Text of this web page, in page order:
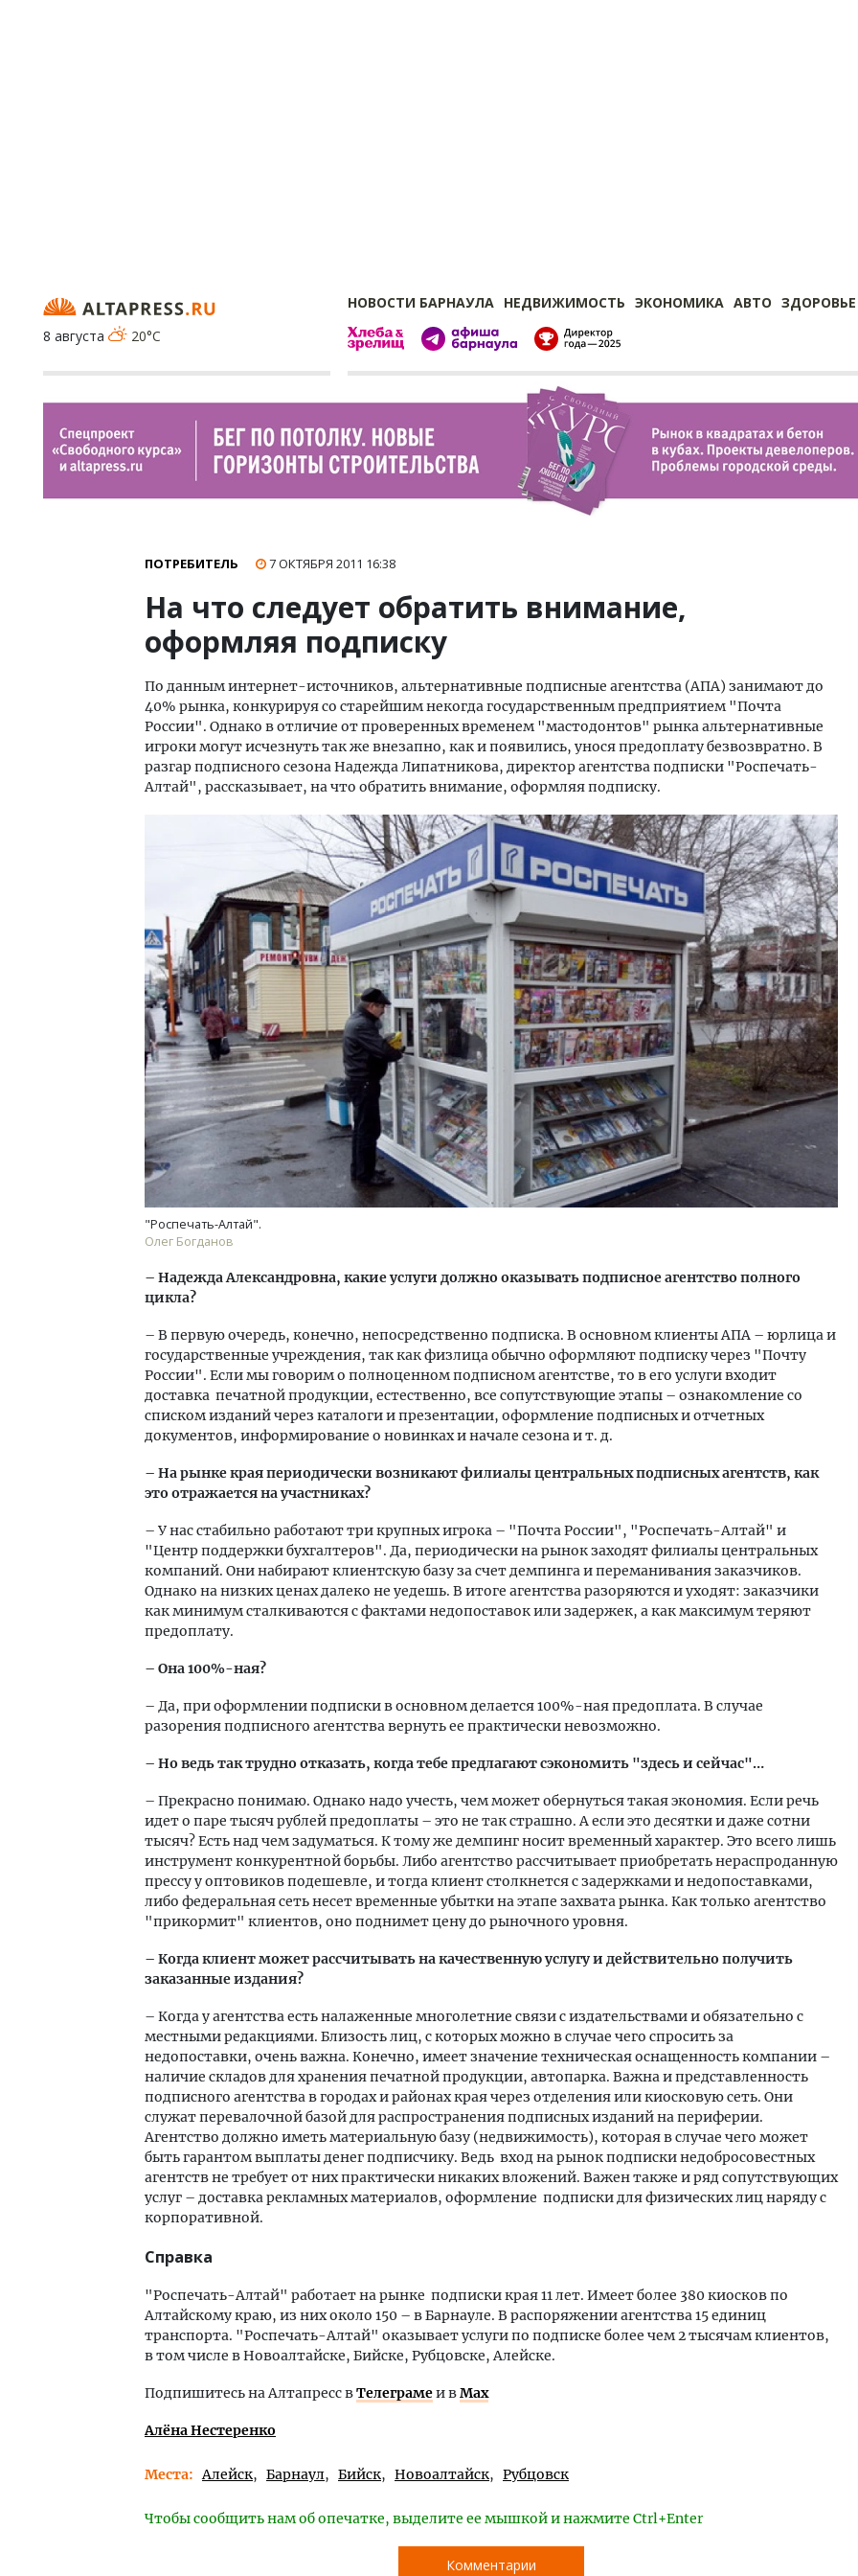
НОВОСТИ БАРНАУЛА НЕДВИЖИМОСТЬ ЭКОНОМИКА АВТО ЗДОРОВЬЕ
8 августа
20°C
ПОТРЕБИТЕЛЬ 7 ОКТЯБРЯ 2011 16:38
На что следует обратить внимание,
оформляя подписку
По данным интернет-источников, альтернативные подписные агентства (АПА) занимают до
40% рынка, конкурируя со старейшим некогда государственным предприятием "Почта
России". Однако в отличие от проверенных временем "мастодонтов" рынка альтернативные
игроки могут исчезнуть так же внезапно, как и появились, унося предоплату безвозвратно. В
разгар подписного сезона Надежда Липатникова, директор агентства подписки "Роспечать-
Алтай", рассказывает, на что обратить внимание, оформляя подписку.
"Роспечать-Алтай".
Олег Богданов
– Надежда Александровна, какие услуги должно оказывать подписное агентство полного
цикла?
– В первую очередь, конечно, непосредственно подписка. В основном клиенты АПА – юрлица и
государственные учреждения, так как физлица обычно оформляют подписку через "Почту
России". Если мы говорим о полноценном подписном агентстве, то в его услуги входит
доставка печатной продукции, естественно, все сопутствующие этапы – ознакомление со
списком изданий через каталоги и презентации, оформление подписных и отчетных
документов, информирование о новинках и начале сезона и т. д.
– На рынке края периодически возникают филиалы центральных подписных агентств, как
это отражается на участниках?
– У нас стабильно работают три крупных игрока – "Почта России", "Роспечать-Алтай" и
"Центр поддержки бухгалтеров". Да, периодически на рынок заходят филиалы центральных
компаний. Они набирают клиентскую базу за счет демпинга и переманивания заказчиков.
Однако на низких ценах далеко не уедешь. В итоге агентства разоряются и уходят: заказчики
как минимум сталкиваются с фактами недопоставок или задержек, а как максимум теряют
предоплату.
– Она 100%-ная?
– Да, при оформлении подписки в основном делается 100%-ная предоплата. В случае
разорения подписного агентства вернуть ее практически невозможно.
– Но ведь так трудно отказать, когда тебе предлагают сэкономить "здесь и сейчас"…
– Прекрасно понимаю. Однако надо учесть, чем может обернуться такая экономия. Если речь
идет о паре тысяч рублей предоплаты – это не так страшно. А если это десятки и даже сотни
тысяч? Есть над чем задуматься. К тому же демпинг носит временный характер. Это всего лишь
инструмент конкурентной борьбы. Либо агентство рассчитывает приобретать нераспроданную
прессу у оптовиков подешевле, и тогда клиент столкнется с задержками и недопоставками,
либо федеральная сеть несет временные убытки на этапе захвата рынка. Как только агентство
"прикормит" клиентов, оно поднимет цену до рыночного уровня.
– Когда клиент может рассчитывать на качественную услугу и действительно получить
заказанные издания?
– Когда у агентства есть налаженные многолетние связи с издательствами и обязательно с
местными редакциями. Близость лиц, с которых можно в случае чего спросить за
недопоставки, очень важна. Конечно, имеет значение техническая оснащенность компании –
наличие складов для хранения печатной продукции, автопарка. Важна и представленность
подписного агентства в городах и районах края через отделения или киосковую сеть. Они
служат перевалочной базой для распространения подписных изданий на периферии.
Агентство должно иметь материальную базу (недвижимость), которая в случае чего может
быть гарантом выплаты денег подписчику. Ведь вход на рынок подписки недобросовестных
агентств не требует от них практически никаких вложений. Важен также и ряд сопутствующих
услуг – доставка рекламных материалов, оформление подписки для физических лиц наряду с
корпоративной.
Справка
"Роспечать-Алтай" работает на рынке подписки края 11 лет. Имеет более 380 киосков по
Алтайскому краю, из них около 150 – в Барнауле. В распоряжении агентства 15 единиц
транспорта. "Роспечать-Алтай" оказывает услуги по подписке более чем 2 тысячам клиентов,
в том числе в Новоалтайске, Бийске, Рубцовске, Алейске.
Подпишитесь на Алтапресс вТелеграмеи вMax
Алёна Нестеренко
Места Алейск Барнаул Бийск Новоалтайск Рубцовск
Чтобы сообщить нам об опечатке, выделите ее мышкой и нажмите Ctrl+Enter
Комментарии
Архитектурный код начинается с
земли. Мощение крупноформатными
плитами становится новым
стандартом благоустройства
СТРОИТЕЛЬСТВО
Смелость архитектурных
Генеральный директор
ЗИАС — об эстетике
трендах в фасадах и
СТРОИТЕЛЬСТВО